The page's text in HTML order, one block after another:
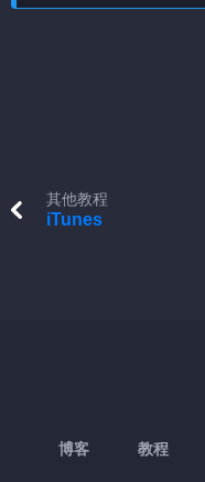
其他教程
iTunes
博客 教程